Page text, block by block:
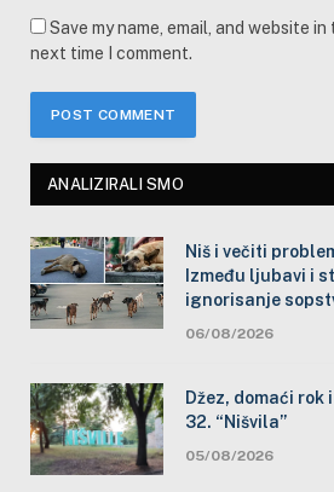
Save my name, email, and website
next time I comment.
ANALIZIRALI SMO
Niš i večiti
Između ljubavi i
ignorisanje
06/08/2026
Džez, domaći
32. “Nišvila”
05/08/2026